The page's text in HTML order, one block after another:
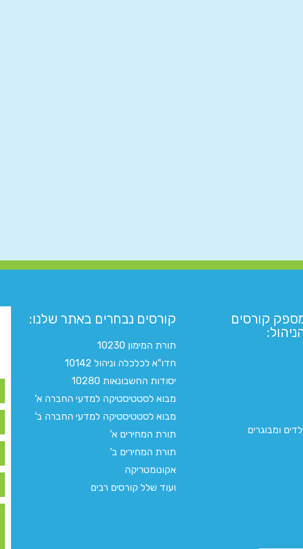
קורסים
ומבוגרים
קורסים נבחרים באתר שלנו:​
תורת המימון 10230
חדו"א לכלכלה וניהול 10142
יסודות החשבונאות 10280
מבוא לסטטיסטיקה למדעי החברה א'
מבוא לסטטיסטיקה למדעי החברה ב'
תורת המחירים א'
תורת המחירים ב'
אקונומטריקה
ועוד שלל קורסים רבים